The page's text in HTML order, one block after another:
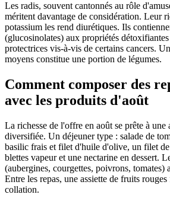
Les radis, souvent cantonnés au rôle
méritent davantage de considération. Leur
potassium les rend diurétiques. Ils
(glucosinolates) aux propriétés
protectrices vis-à-vis de certains cancers.
moyens constitue une portion de légumes.
Comment composer des
avec les produits d'août
La richesse de l'offre en août se prête à
diversifiée. Un déjeuner type : salade de
basilic frais et filet d'huile d'olive, un filet
blettes vapeur et une nectarine en dessert.
(aubergines, courgettes, poivrons, tomates)
Entre les repas, une assiette de fruits
collation.